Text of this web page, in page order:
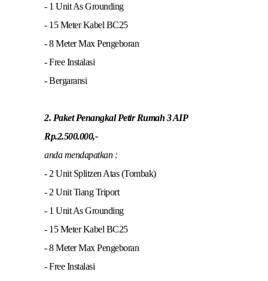
- 1 Unit As Grounding
- 15 Meter Kabel BC25
- 8 Meter Max Pengeboran
- Free Instalasi
- Bergaransi
2. Paket Penangkal Petir Rumah 3 AIP
Rp.2.500.000,-
anda mendapatkan :
- 2 Unit Splitzen Atas (Tombak)
- 2 Unit Tiang Triport
- 1 Unit As Grounding
- 15 Meter Kabel BC25
- 8 Meter Max Pengeboran
- Free Instalasi